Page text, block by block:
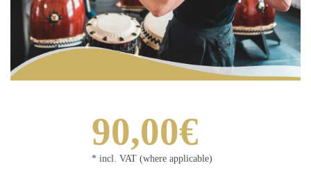
90,00€
* incl. VAT (where applicable)